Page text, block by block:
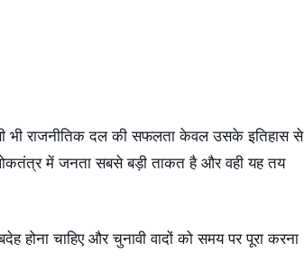
भी राजनीतिक दल की सफलता केवल उसके इतिहास से
लोकतंत्र में जनता सबसे बड़ी ताकत है और वही यह तय
चाहिए और चुनावी वादों को समय पर पूरा करना